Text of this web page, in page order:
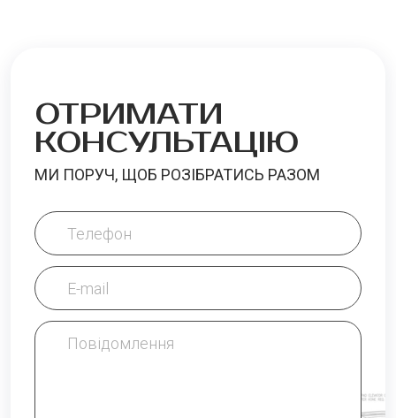
ОТРИМАТИ
КОНСУЛЬТАЦІЮ
МИ ПОРУЧ, ЩОБ РОЗІБРАТИСЬ РАЗОМ
Телефон
E-mail
Повідомлення
Телефон
E-mail
Повідомлення
Будь ласка, введіть відповідь цифрами: